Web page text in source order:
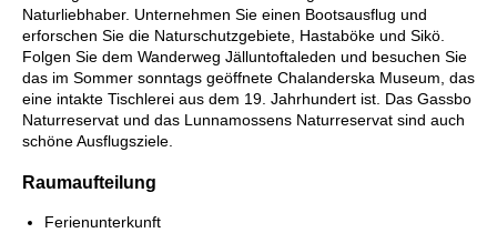
Naturliebhaber. Unternehmen Sie einen Bootsausflug und
erforschen Sie die Naturschutzgebiete, Hastaböke und Sikö.
Folgen Sie dem Wanderweg Jälluntoftaleden und besuchen Sie
das im Sommer sonntags geöffnete Chalanderska Museum, das
eine intakte Tischlerei aus dem 19. Jahrhundert ist. Das Gassbo
Naturreservat und das Lunnamossens Naturreservat sind auch
schöne Ausflugsziele.
Raumaufteilung
Ferienunterkunft